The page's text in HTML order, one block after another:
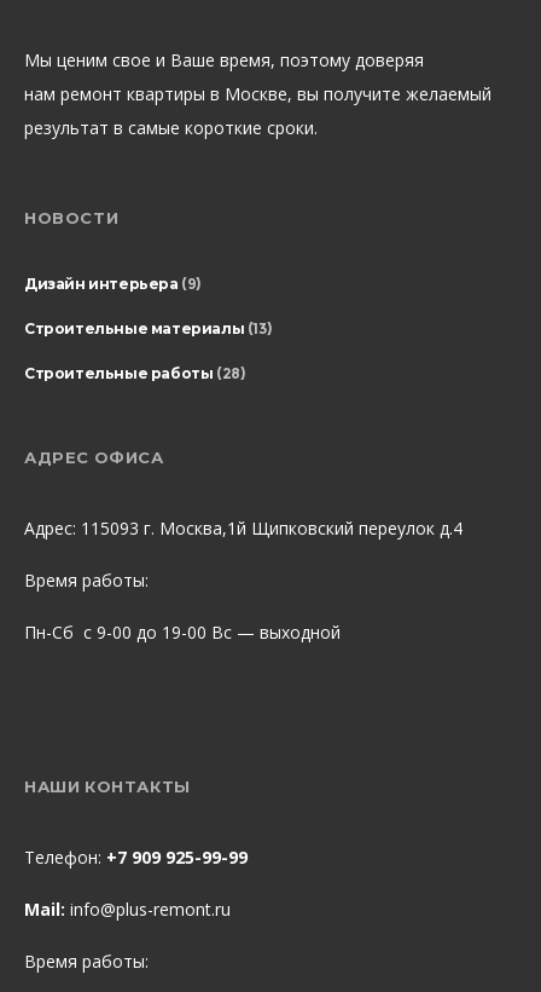
Мы ценим свое и Ваше время, поэтому доверяя
нам ремонт квартиры в Москве, вы получите желаемый
результат в самые короткие сроки.
НОВОСТИ
Дизайн интерьера (9)
Строительные материалы (13)
Строительные работы (28)
АДРЕС ОФИСА
Адрес: 115093 г. Москва,1й Щипковский переулок д.4
Время работы:
Пн-Сб с 9-00 до 19-00 Вс — выходной
НАШИ КОНТАКТЫ
Телефон: +7 909 925-99-99
Mail: info@plus-remont.ru
Время работы: